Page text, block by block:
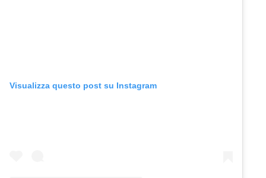
Visualizza questo post su Instagram